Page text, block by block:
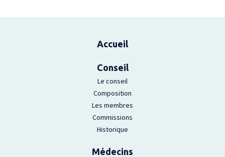
Accueil
Conseil
Le conseil
Composition
Les membres
Commissions
Historique
Médecins